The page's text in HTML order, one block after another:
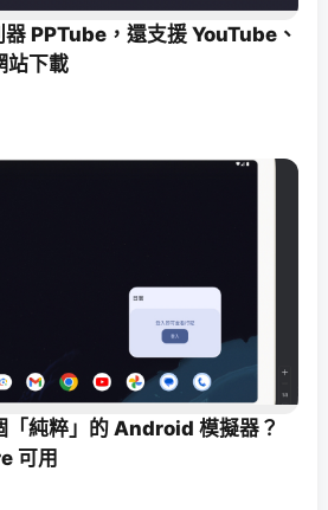
PPTube，還支援 YouTube、
站下載
「純粹」的 Android 模擬器？
可用